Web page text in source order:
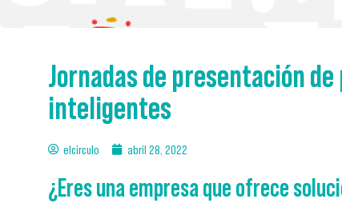
Jornadas de presentación
inteligentes
elcirculo abril 28, 2022
¿Eres una empresa que ofrece